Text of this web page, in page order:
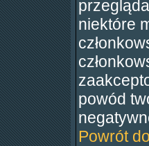
niektóre
powód
Powrót